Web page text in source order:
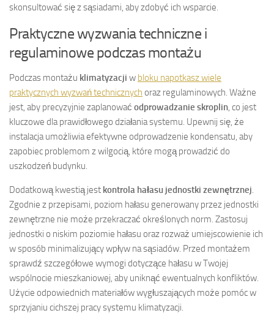
skonsultować się z sąsiadami, aby zdobyć ich wsparcie.
Praktyczne wyzwania techniczne i
regulaminowe podczas montażu
Podczas montażu klimatyzacji w bloku napotkasz wiele
praktycznych wyzwań technicznych oraz regulaminowych. Ważne
jest, aby precyzyjnie zaplanować odprowadzanie skroplin, co jest
kluczowe dla prawidłowego działania systemu. Upewnij się, że
instalacja umożliwia efektywne odprowadzenie kondensatu, aby
zapobiec problemom z wilgocią, które mogą prowadzić do
uszkodzeń budynku.
Dodatkową kwestią jest kontrola hałasu jednostki zewnętrznej.
Zgodnie z przepisami, poziom hałasu generowany przez jednostki
zewnętrzne nie może przekraczać określonych norm. Zastosuj
jednostki o niskim poziomie hałasu oraz rozważ umiejscowienie ich
w sposób minimalizujący wpływ na sąsiadów. Przed montażem
sprawdź szczegółowe wymogi dotyczące hałasu w Twojej
wspólnocie mieszkaniowej, aby uniknąć ewentualnych konfliktów.
Użycie odpowiednich materiałów wygłuszających może pomóc w
sprzyjaniu cichszej pracy systemu klimatyzacji.